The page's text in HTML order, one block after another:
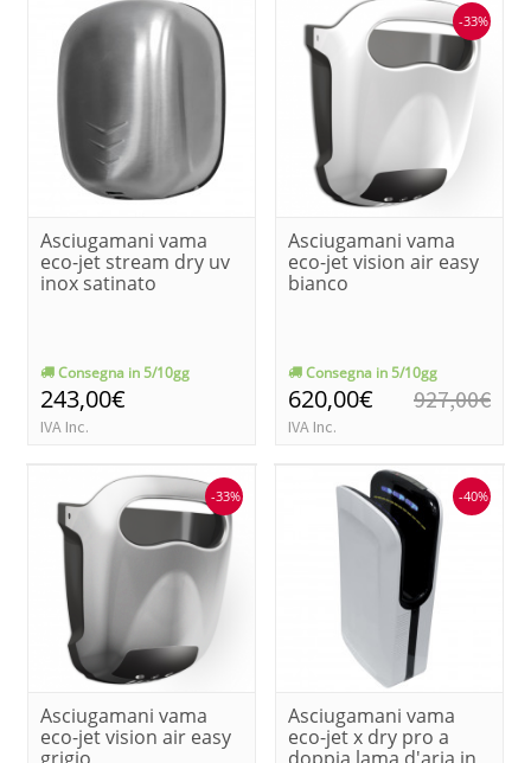
Asciugamani vama
eco-jet stream dry uv
inox satinato
Consegna in 5/10gg
243,00€
IVA Inc.
-33%
Asciugamani vama
eco-jet vision air easy
bianco
Consegna in 5/10gg
620,00€
IVA Inc.
927,00€
-33%
Asciugamani vama
eco-jet vision air easy
-40%
Asciugamani vama
eco-jet x dry pro a